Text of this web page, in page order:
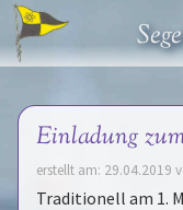
Einladung
erstellt am: 29.04.2019
Traditionell am 1.